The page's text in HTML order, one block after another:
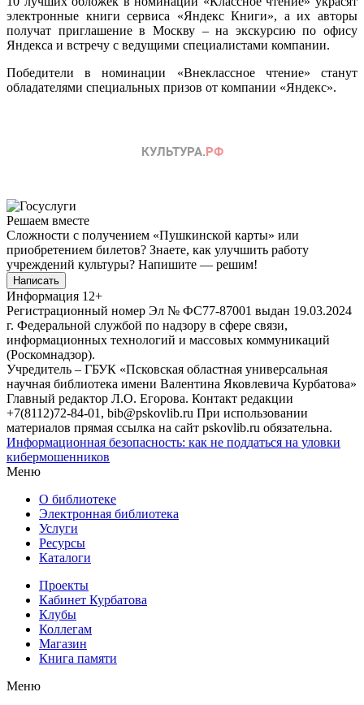
электронные книги сервиса «Яндекс Книги», а их авторы
получат приглашение в Москву – на экскурсию по офису
Яндекса и встречу с ведущими специалистами компании.
Победители в номинации «Внеклассное чтение» станут
обладателями специальных призов от компании «Яндекс».
Решаем вместе
Сложности с получением «Пушкинской карты» или
приобретением билетов? Знаете, как улучшить работу
учреждений культуры? Напишите — решим!
Написать
Информация 12+
Регистрационный номер Эл № ФС77-87001 выдан 19.03.2024
г. Федеральной службой по надзору в сфере связи,
информационных технологий и массовых коммуникаций
(Роскомнадзор).
Учредитель – ГБУК «Псковская областная универсальная
научная библиотека имени Валентина Яковлевича Курбатова»
Главный редактор Л.О. Егорова. Контакт редакции
+7(8112)72-84-01, bib@pskovlib.ru При использовании
материалов прямая ссылка на сайт pskovlib.ru обязательна.
Информационная безопасность: как не поддаться на уловки
кибермошенников
Меню
О библиотеке
Электронная библиотека
Услуги
Ресурсы
Каталоги
Проекты
Кабинет Курбатова
Клубы
Коллегам
Магазин
Книга памяти
Меню